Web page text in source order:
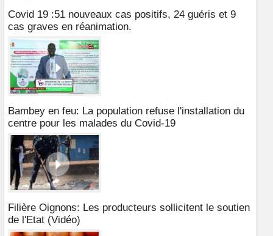
Covid 19 :51 nouveaux cas positifs, 24 guéris et 9
cas graves en réanimation.
Bambey en feu: La population refuse l'installation du
centre pour les malades du Covid-19
Filière Oignons: Les producteurs sollicitent le soutien
de l'Etat (Vidéo)